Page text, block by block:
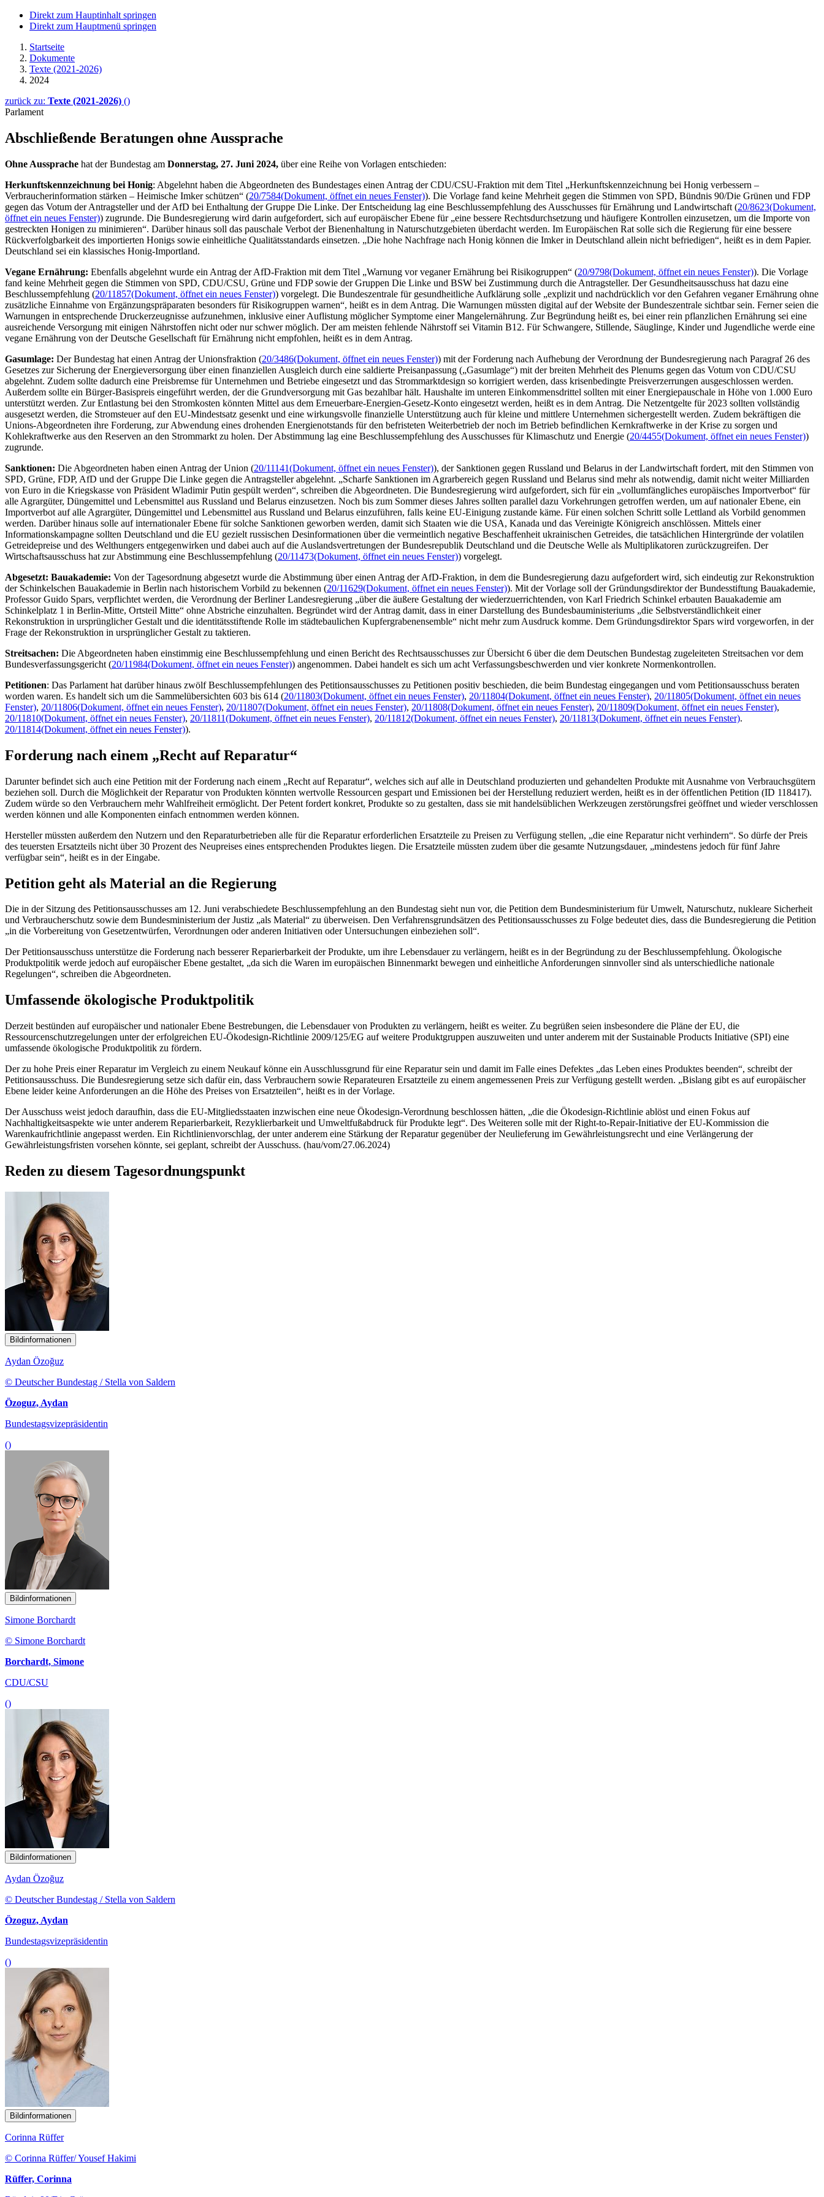
Direkt zum Hauptinhalt springen
Direkt zum Hauptmenü springen
Startseite
Dokumente
Texte (2021-2026)
2024
zurück zu: Texte (2021-2026) ()
Parlament
Abschließende Beratungen ohne Aussprache
Ohne Aussprache hat der Bundestag am Donnerstag, 27. Juni 2024, über eine Reihe von Vorlagen entschieden:
Herkunftskennzeichnung bei Honig: Abgelehnt haben die Abgeordneten des Bundestages einen Antrag der CDU/CSU-Fraktion mit dem Titel „Herkunftskennzeichnung bei Honig verbessern –
Verbraucherinformation stärken – Heimische Imker schützen“ (20/7584(Dokument, öffnet ein neues Fenster)). Die Vorlage fand keine Mehrheit gegen die Stimmen von SPD, Bündnis 90/Die Grünen und FDP
gegen das Votum der Antragsteller und der AfD bei Enthaltung der Gruppe Die Linke. Der Entscheidung lag eine Beschlussempfehlung des Ausschusses für Ernährung und Landwirtschaft (20/8623(Dokument,
öffnet ein neues Fenster)) zugrunde. Die Bundesregierung wird darin aufgefordert, sich auf europäischer Ebene für „eine bessere Rechtsdurchsetzung und häufigere Kontrollen einzusetzen, um die Importe von
gestreckten Honigen zu minimieren“. Darüber hinaus soll das pauschale Verbot der Bienenhaltung in Naturschutzgebieten überdacht werden. Im Europäischen Rat solle sich die Regierung für eine bessere
Rückverfolgbarkeit des importierten Honigs sowie einheitliche Qualitätsstandards einsetzen. „Die hohe Nachfrage nach Honig können die Imker in Deutschland allein nicht befriedigen“, heißt es in dem Papier.
Deutschland sei ein klassisches Honig-Importland.
Vegane Ernährung: Ebenfalls abgelehnt wurde ein Antrag der AfD-Fraktion mit dem Titel „Warnung vor veganer Ernährung bei Risikogruppen“ (20/9798(Dokument, öffnet ein neues Fenster)). Die Vorlage
fand keine Mehrheit gegen die Stimmen von SPD, CDU/CSU, Grüne und FDP sowie der Gruppen Die Linke und BSW bei Zustimmung durch die Antragsteller. Der Gesundheitsausschuss hat dazu eine
Beschlussempfehlung (20/11857(Dokument, öffnet ein neues Fenster)) vorgelegt. Die Bundeszentrale für gesundheitliche Aufklärung solle „explizit und nachdrücklich vor den Gefahren veganer Ernährung ohne
zusätzliche Einnahme von Ergänzungspräparaten besonders für Risikogruppen warnen“, heißt es in dem Antrag. Die Warnungen müssten digital auf derWebsite der Bundeszentrale sichtbar sein. Ferner seien die
Warnungen in entsprechende Druckerzeugnisse aufzunehmen, inklusive einer Auflistung möglicher Symptome einer Mangelernährung. Zur Begründung heißt es, bei einer rein pflanzlichen Ernährung sei eine
ausreichende Versorgung mit einigen Nährstoffen nicht oder nur schwer möglich. Der am meisten fehlende Nährstoff sei Vitamin B12. Für Schwangere, Stillende, Säuglinge, Kinder und Jugendliche werde eine
vegane Ernährung von der Deutsche Gesellschaft für Ernährung nicht empfohlen, heißt es in dem Antrag.
Gasumlage: Der Bundestag hat einen Antrag der Unionsfraktion (20/3486(Dokument, öffnet ein neues Fenster)) mit der Forderung nach Aufhebung der Verordnung der Bundesregierung nach Paragraf 26 des
Gesetzes zur Sicherung der Energieversorgung über einen finanziellen Ausgleich durch eine saldierte Preisanpassung („Gasumlage“) mit der breiten Mehrheit des Plenums gegen das Votum von CDU/CSU
abgelehnt. Zudem sollte dadurch eine Preisbremse für Unternehmen und Betriebe eingesetzt und das Strommarktdesign so korrigiert werden, dass krisenbedingte Preisverzerrungen ausgeschlossen werden.
Außerdem sollte ein Bürger-Basispreis eingeführt werden, der die Grundversorgung mit Gas bezahlbar hält. Haushalte im unteren Einkommensdrittel sollten mit einer Energiepauschale in Höhe von 1.000 Euro
unterstützt werden. Zur Entlastung bei den Stromkosten könnten Mittel aus dem Erneuerbare-Energien-Gesetz-Konto eingesetzt werden, heißt es in dem Antrag. Die Netzentgelte für 2023 sollten vollständig
ausgesetzt werden, die Stromsteuer auf den EU-Mindestsatz gesenkt und eine wirkungsvolle finanzielle Unterstützung auch für kleine und mittlere Unternehmen sichergestellt werden. Zudem bekräftigen die
Unions-Abgeordneten ihre Forderung, zur Abwendung eines drohenden Energienotstands für den befristeten Weiterbetrieb der noch im Betrieb befindlichen Kernkraftwerke in der Krise zu sorgen und
Kohlekraftwerke aus den Reserven an den Strommarkt zu holen. Der Abstimmung lag eine Beschlussempfehlung des Ausschusses für Klimaschutz und Energie (20/4455(Dokument, öffnet ein neues Fenster))
zugrunde.
Sanktionen: Die Abgeordneten haben einen Antrag der Union (20/11141(Dokument, öffnet ein neues Fenster)), der Sanktionen gegen Russland und Belarus in der Landwirtschaft fordert, mit den Stimmen von
SPD, Grüne, FDP, AfD und der Gruppe Die Linke gegen die Antragsteller abgelehnt. „Scharfe Sanktionen im Agrarbereich gegen Russland und Belarus sind mehr als notwendig, damit nicht weiter Milliarden
von Euro in die Kriegskasse von Präsident Wladimir Putin gespült werden“, schreiben die Abgeordneten. Die Bundesregierung wird aufgefordert, sich für ein „vollumfängliches europäisches Importverbot“ für
alle Agrargüter, Düngemittel und Lebensmittel aus Russland und Belarus einzusetzen. Noch bis zum Sommer dieses Jahres sollten parallel dazu Vorkehrungen getroffen werden, um auf nationaler Ebene, ein
Importverbot auf alle Agrargüter, Düngemittel und Lebensmittel aus Russland und Belarus einzuführen, falls keine EU-Einigung zustande käme. Für einen solchen Schritt solle Lettland als Vorbild genommen
werden. Darüber hinaus solle auf internationaler Ebene für solche Sanktionen geworben werden, damit sich Staaten wie die USA, Kanada und das Vereinigte Königreich anschlössen. Mittels einer
Informationskampagne sollten Deutschland und die EU gezielt russischen Desinformationen über die vermeintlich negative Beschaffenheit ukrainischen Getreides, die tatsächlichen Hintergründe der volatilen
Getreidepreise und des Welthungers entgegenwirken und dabei auch auf die Auslandsvertretungen der Bundesrepublik Deutschland und die Deutsche Welle als Multiplikatoren zurückzugreifen. Der
Wirtschaftsausschuss hat zur Abstimmung eine Beschlussempfehlung (20/11473(Dokument, öffnet ein neues Fenster)) vorgelegt.
Abgesetzt: Bauakademie: Von der Tagesordnung abgesetzt wurde die Abstimmung über einen Antrag der AfD-Fraktion, in dem die Bundesregierung dazu aufgefordert wird, sich eindeutig zur Rekonstruktion
der Schinkelschen Bauakademie in Berlin nach historischem Vorbild zu bekennen (20/11629(Dokument, öffnet ein neues Fenster)). Mit der Vorlage soll der Gründungsdirektor der Bundesstiftung Bauakademie,
Professor Guido Spars, verpflichtet werden, die Verordnung der Berliner Landesregierung „über die äußere Gestaltung der wiederzuerrichtenden, von Karl Friedrich Schinkel erbauten Bauakademie am
Schinkelplatz 1 in Berlin-Mitte, Ortsteil Mitte“ ohne Abstriche einzuhalten. Begründet wird der Antrag damit, dass in einer Darstellung des Bundesbauministeriums „die Selbstverständlichkeit einer
Rekonstruktion in ursprünglicher Gestalt und die identitätsstiftende Rolle im städtebaulichen Kupfergrabenensemble“ nicht mehr zum Ausdruck komme. Dem Gründungsdirektor Spars wird vorgeworfen, in der
Frage der Rekonstruktion in ursprünglicher Gestalt zu taktieren.
Streitsachen: Die Abgeordneten haben einstimmig eine Beschlussempfehlung und einen Bericht des Rechtsausschusses zur Übersicht 6 über die dem Deutschen Bundestag zugeleiteten Streitsachen vor dem
Bundesverfassungsgericht (20/11984(Dokument, öffnet ein neues Fenster)) angenommen. Dabei handelt es sich um acht Verfassungsbeschwerden und vier konkrete Normenkontrollen.
Petitionen: Das Parlament hat darüber hinaus zwölf Beschlussempfehlungen des Petitionsausschusses zu Petitionen positiv beschieden, die beim Bundestag eingegangen und vom Petitionsausschuss beraten
worden waren. Es handelt sich um die Sammelübersichten 603 bis 614 (20/11803(Dokument, öffnet ein neues Fenster), 20/11804(Dokument, öffnet ein neues Fenster), 20/11805(Dokument, öffnet ein neues
Fenster), 20/11806(Dokument, öffnet ein neues Fenster), 20/11807(Dokument, öffnet ein neues Fenster), 20/11808(Dokument, öffnet ein neues Fenster), 20/11809(Dokument, öffnet ein neues Fenster),
20/11810(Dokument, öffnet ein neues Fenster), 20/11811(Dokument, öffnet ein neues Fenster), 20/11812(Dokument, öffnet ein neues Fenster), 20/11813(Dokument, öffnet ein neues Fenster).
20/11814(Dokument, öffnet ein neues Fenster)).
Forderung nach einem „Recht auf Reparatur“
Darunter befindet sich auch eine Petition mit der Forderung nach einem „Recht auf Reparatur“, welches sich auf alle in Deutschland produzierten und gehandelten Produkte mit Ausnahme von Verbrauchsgütern
beziehen soll. Durch die Möglichkeit der Reparatur von Produkten könnten wertvolle Ressourcen gespart und Emissionen bei der Herstellung reduziert werden, heißt es in der öffentlichen Petition (ID 118417).
Zudem würde so den Verbrauchern mehr Wahlfreiheit ermöglicht. Der Petent fordert konkret, Produkte so zu gestalten, dass sie mit handelsüblichen Werkzeugen zerstörungsfrei geöffnet und wieder verschlossen
werden können und alle Komponenten einfach entnommen werden können.
Hersteller müssten außerdem den Nutzern und den Reparaturbetrieben alle für die Reparatur erforderlichen Ersatzteile zu Preisen zu Verfügung stellen, „die eine Reparatur nicht verhindern“. So dürfe der Preis
des teuersten Ersatzteils nicht über 30 Prozent des Neupreises eines entsprechenden Produktes liegen. Die Ersatzteile müssten zudem über die gesamte Nutzungsdauer, „mindestens jedoch für fünf Jahre
verfügbar sein“, heißt es in der Eingabe.
Petition geht als Material an die Regierung
Die in der Sitzung des Petitionsausschusses am 12. Juni verabschiedete Beschlussempfehlung an den Bundestag sieht nun vor, die Petition dem Bundesministerium für Umwelt, Naturschutz, nukleare Sicherheit
und Verbraucherschutz sowie dem Bundesministerium der Justiz „als Material“ zu überweisen. Den Verfahrensgrundsätzen des Petitionsausschusses zu Folge bedeutet dies, dass die Bundesregierung die Petition
„in die Vorbereitung von Gesetzentwürfen, Verordnungen oder anderen Initiativen oder Untersuchungen einbeziehen soll“.
Der Petitionsausschuss unterstütze die Forderung nach besserer Reparierbarkeit der Produkte, um ihre Lebensdauer zu verlängern, heißt es in der Begründung zu der Beschlussempfehlung. Ökologische
Produktpolitik werde jedoch auf europäischer Ebene gestaltet, „da sich die Waren im europäischen Binnenmarkt bewegen und einheitliche Anforderungen sinnvoller sind als unterschiedliche nationale
Regelungen“, schreiben die Abgeordneten.
Umfassende ökologische Produktpolitik
Derzeit bestünden auf europäischer und nationaler Ebene Bestrebungen, die Lebensdauer von Produkten zu verlängern, heißt es weiter. Zu begrüßen seien insbesondere die Pläne der EU, die
Ressourcenschutzregelungen unter der erfolgreichen EU-Ökodesign-Richtlinie 2009/125/EG auf weitere Produktgruppen auszuweiten und unter anderem mit der Sustainable Products Initiative (SPI) eine
umfassende ökologische Produktpolitik zu fördern.
Der zu hohe Preis einer Reparatur im Vergleich zu einem Neukauf könne ein Ausschlussgrund für eine Reparatur sein und damit im Falle eines Defektes „das Leben eines Produktes beenden“, schreibt der
Petitionsausschuss. Die Bundesregierung setze sich dafür ein, dass Verbrauchern sowie Reparateuren Ersatzteile zu einem angemessenen Preis zur Verfügung gestellt werden. „Bislang gibt es auf europäischer
Ebene leider keine Anforderungen an die Höhe des Preises von Ersatzteilen“, heißt es in der Vorlage.
Der Ausschuss weist jedoch daraufhin, dass die EU-Mitgliedsstaaten inzwischen eine neue Ökodesign-Verordnung beschlossen hätten, „die die Ökodesign-Richtlinie ablöst und einen Fokus auf
Nachhaltigkeitsaspekte wie unter anderem Reparierbarkeit, Rezyklierbarkeit und Umweltfußabdruck für Produkte legt“. Des Weiteren solle mit derRight-to-Repair-Initiative der EU-Kommission die
Warenkaufrichtlinie angepasst werden. Ein Richtlinienvorschlag, der unter anderem eine Stärkung der Reparatur gegenüber der Neulieferung im Gewährleistungsrecht und eine Verlängerung der
Gewährleistungsfristen vorsehen könnte, sei geplant, schreibt der Ausschuss. (hau/vom/27.06.2024)
Reden zu diesem Tagesordnungspunkt
Bildinformationen
Aydan Özoğuz
© Deutscher Bundestag / Stella von Saldern
Özoguz, Aydan
Bundestagsvizepräsidentin
()
Bildinformationen
Simone Borchardt
© Simone Borchardt
Borchardt, Simone
CDU/CSU
()
Bildinformationen
Aydan Özoğuz
© Deutscher Bundestag / Stella von Saldern
Özoguz, Aydan
Bundestagsvizepräsidentin
()
Bildinformationen
Corinna Rüffer
© Corinna Rüffer/ Yousef Hakimi
Rüffer, Corinna